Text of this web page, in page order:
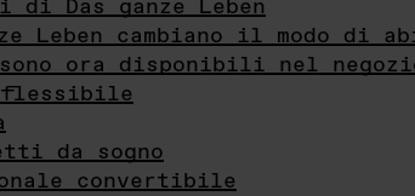
Das ganze Leben
Leben cambiano il modo di
ora disponibili nel negozio
flessibile
da sogno
convertibile